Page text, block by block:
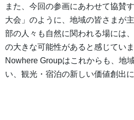
また、今回の参画にあわせて協賛
大会」のように、地域の皆さまが
部の人々も自然に関われる場には
の大きな可能性があると感じていま
Nowhere Groupはこれからも、地
い、観光・宿泊の新しい価値創出